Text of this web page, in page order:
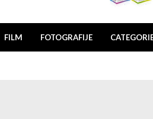
FILM FOTOGRAFIJE